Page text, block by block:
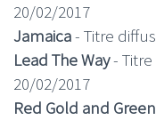
20/02/2017
Jamaica- Titre
Lead The Way- Titre
20/02/2017
Red Gold and